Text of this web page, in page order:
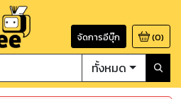
จัดการอีบุ๊ก (0)
ทั้งหมด